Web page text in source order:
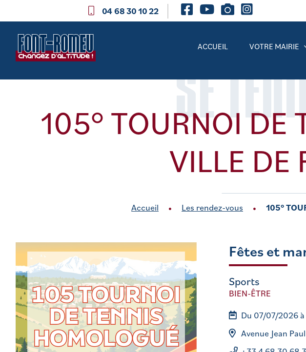
04 68 30 10 22
ACCUEIL VOTRE MAIRIE
SE
105° TOURNOI DE
VILLE DE
Accueil Les rendez-vous 105°
Fêtes et
Sports
BIEN-ÊTRE
Du 07/07/2026
Avenue Jean